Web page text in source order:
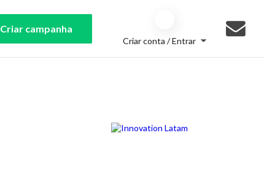
Criar campanha
Criar conta / Entrar